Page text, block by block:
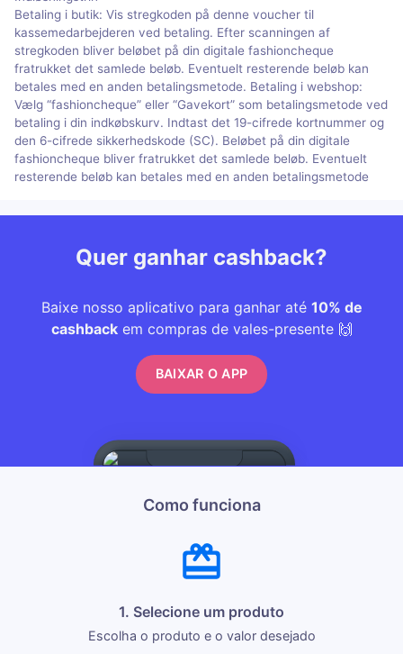
Betaling i butik: Vis stregkoden på denne voucher til
kassemedarbejderen ved betaling. Efter scanningen af
stregkoden bliver beløbet på din digitale fashioncheque
fratrukket det samlede beløb. Eventuelt resterende beløb kan
betales med en anden betalingsmetode. Betaling i webshop:
Vælg “fashioncheque” eller “Gavekort” som betalingsmetode ved
betaling i din indkøbskurv. Indtast det 19-cifrede kortnummer og
den 6-cifrede sikkerhedskode (SC). Beløbet på din digitale
fashioncheque bliver fratrukket det samlede beløb. Eventuelt
resterende beløb kan betales med en anden betalingsmetode
Quer ganhar cashback?
Baixe nosso aplicativo para ganhar até 10% de
cashbackem compras de vales-presente 🙌
BAIXAR O APP
Como funciona
1. Selecione um produto
Escolha o produto e o valor desejado